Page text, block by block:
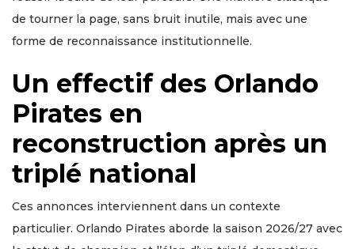
de tourner la page, sans bruit inutile, mais avec une
forme de reconnaissance institutionnelle.
Un effectif des Orlando
Pirates en
reconstruction après un
triplé national
Ces annonces interviennent dans un contexte
particulier. Orlando Pirates aborde la saison 2026/27 avec